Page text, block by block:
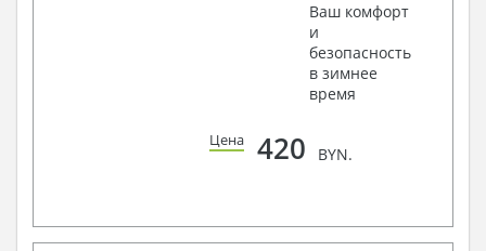
Ваш комфорт
и
безопасность
в зимнее
время
Цена 420 BYN.